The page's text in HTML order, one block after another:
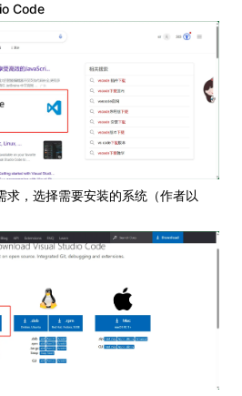
Code
求，选择需要安装的系统（作者以